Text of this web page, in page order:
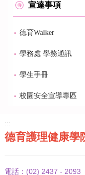
宣達事項
德育Walker
學務處 學務通訊
學生手冊
校園安全宣導專區
:::
德育護理健康學
電話： (02) 2437 - 2093